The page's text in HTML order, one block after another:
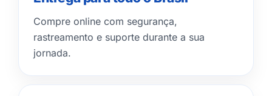
Compre online com segurança,
rastreamento e suporte durante a sua
jornada.